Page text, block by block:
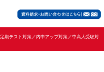
期テスト対策／内申アップ対策／中高大受験対